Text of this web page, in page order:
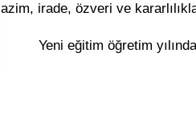
azim, irade, özveri ve
Yeni eğitim öğretim